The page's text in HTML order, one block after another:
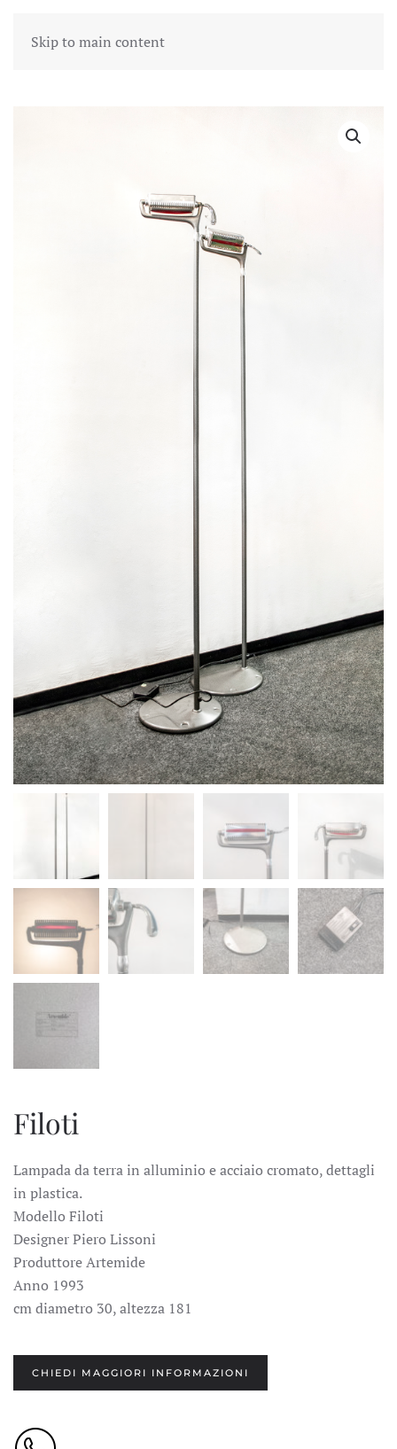
Skip to main content
Filoti
Lampada da terra in alluminio e acciaio cromato, dettagli
in plastica.
Modello Filoti
Designer Piero Lissoni
Produttore Artemide
Anno 1993
cm diametro 30, altezza 181
CHIEDI MAGGIORI INFORMAZIONI